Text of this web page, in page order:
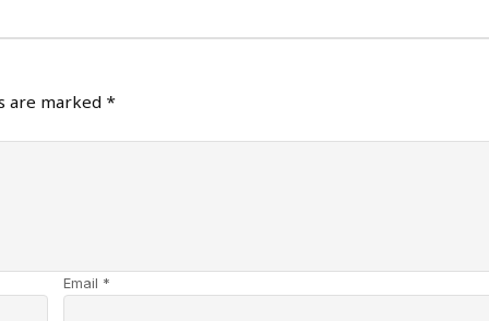
are marked *
Email *